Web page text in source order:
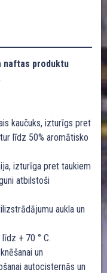
naftas produktu
kaučuks, izturīgs pret
līdz 50% aromātisko
izturīga pret taukiem
atbilstoši
aukla un
+ 70 ° C.
un
autocisternās un